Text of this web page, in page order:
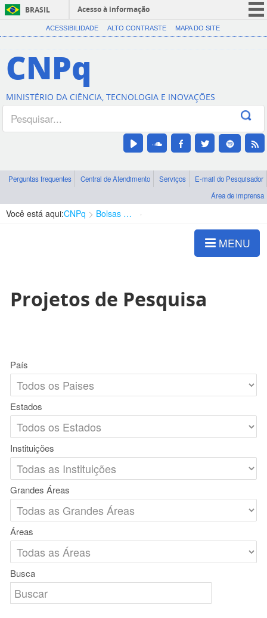
BRASIL
Acesso à informação
CORONAVÍRUS (COVID-19)
Canais
ACESSIBILIDADE ALTO CONTRASTE MAPA DO SITE
CNPq
MINISTÉRIO DA CIÊNCIA, TECNOLOGIA E INOVAÇÕES
Perguntas frequentes Central de Atendimento Serviços
E-mail do Pesquisador
Área de imprensa
Você está aqui:CNPq Bolsas e Auxílios Vigentes
MENU
Projetos de Pesquisa
País
Estados
Instituições
Grandes Áreas
Áreas
Busca